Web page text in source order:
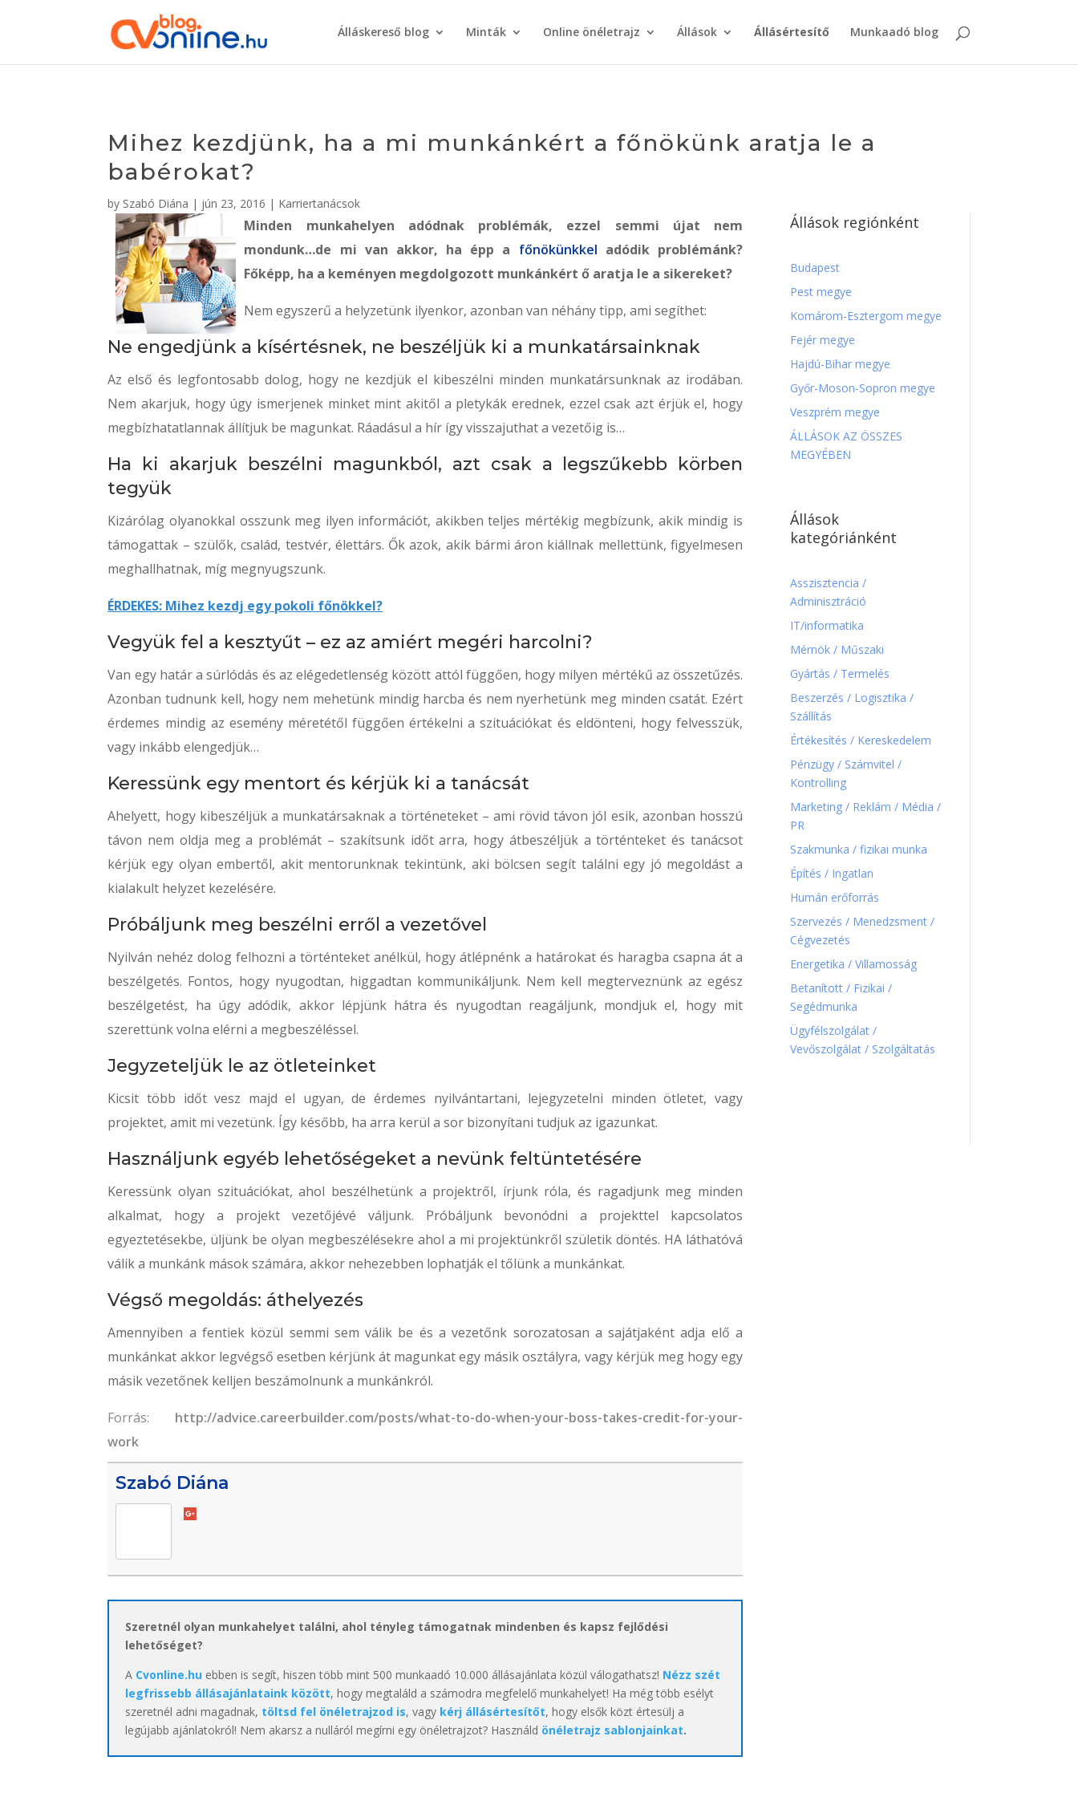
Álláskereső blog Minták Online önéletrajz Állások Állásértesítő Munkaadó blog
Mihez kezdjünk, ha a mi munkánkért a főnökünk aratja le a
babérokat?
by Szabó Diána | jún 23, 2016 | Karriertanácsok
Minden munkahelyen adódnak problémák, ezzel semmi újat nem
mondunk…de mi van akkor, ha épp a főnökünkkel adódik problémánk?
Főképp, ha a keményen megdolgozott munkánkért ő aratja le a sikereket?
Nem egyszerű a helyzetünk ilyenkor, azonban van néhány tipp, ami segíthet:
Ne engedjünk a kísértésnek, ne beszéljük ki a munkatársainknak
Az első és legfontosabb dolog, hogy ne kezdjük el kibeszélni minden munkatársunknak az irodában.
Nem akarjuk, hogy úgy ismerjenek minket mint akitől a pletykák erednek, ezzel csak azt érjük el, hogy
megbízhatatlannak állítjuk be magunkat. Ráadásul a hír így visszajuthat a vezetőig is…
Ha ki akarjuk beszélni magunkból, azt csak a legszűkebb körben
tegyük
Kizárólag olyanokkal osszunk meg ilyen információt, akikben teljes mértékig megbízunk, akik mindig is
támogattak – szülők, család, testvér, élettárs. Ők azok, akik bármi áron kiállnak mellettünk, figyelmesen
meghallhatnak, míg megnyugszunk.
ÉRDEKES: Mihez kezdj egy pokoli főnökkel?
Vegyük fel a kesztyűt – ez az amiért megéri harcolni?
Van egy határ a súrlódás és az elégedetlenség között attól függően, hogy milyen mértékű az összetűzés.
Azonban tudnunk kell, hogy nem mehetünk mindig harcba és nem nyerhetünk meg minden csatát. Ezért
érdemes mindig az esemény méretétől függően értékelni a szituációkat és eldönteni, hogy felvesszük,
vagy inkább elengedjük…
Keressünk egy mentort és kérjük ki a tanácsát
Ahelyett, hogy kibeszéljük a munkatársaknak a történeteket – ami rövid távon jól esik, azonban hosszú
távon nem oldja meg a problémát – szakítsunk időt arra, hogy átbeszéljük a történteket és tanácsot
kérjük egy olyan embertől, akit mentorunknak tekintünk, aki bölcsen segít találni egy jó megoldást a
kialakult helyzet kezelésére.
Próbáljunk meg beszélni erről a vezetővel
Nyilván nehéz dolog felhozni a történteket anélkül, hogy átlépnénk a határokat és haragba csapna át a
beszélgetés. Fontos, hogy nyugodtan, higgadtan kommunikáljunk. Nem kell megterveznünk az egész
beszélgetést, ha úgy adódik, akkor lépjünk hátra és nyugodtan reagáljunk, mondjuk el, hogy mit
szerettünk volna elérni a megbeszéléssel.
Jegyzeteljük le az ötleteinket
Kicsit több időt vesz majd el ugyan, de érdemes nyilvántartani, lejegyzetelni minden ötletet, vagy
projektet, amit mi vezetünk. Így később, ha arra kerül a sor bizonyítani tudjuk az igazunkat.
Használjunk egyéb lehetőségeket a nevünk feltüntetésére
Keressünk olyan szituációkat, ahol beszélhetünk a projektről, írjunk róla, és ragadjunk meg minden
alkalmat, hogy a projekt vezetőjévé váljunk. Próbáljunk bevonódni a projekttel kapcsolatos
egyeztetésekbe, üljünk be olyan megbeszélésekre ahol a mi projektünkről születik döntés. HA láthatóvá
válik a munkánk mások számára, akkor nehezebben lophatják el tőlünk a munkánkat.
Végső megoldás: áthelyezés
Amennyiben a fentiek közül semmi sem válik be és a vezetőnk sorozatosan a sajátjaként adja elő a
munkánkat akkor legvégső esetben kérjünk át magunkat egy másik osztályra, vagy kérjük meg hogy egy
másik vezetőnek kelljen beszámolnunk a munkánkról.
Forrás: http://advice.careerbuilder.com/posts/what-to-do-when-your-boss-takes-credit-for-your-
work
Szabó Diána
Szeretnél olyan munkahelyet találni, ahol tényleg támogatnak mindenben és kapsz fejlődési
lehetőséget?
A Cvonline.hu ebben is segít, hiszen több mint 500 munkaadó 10.000 állásajánlata közül válogathatsz! Nézz szét
legfrissebb állásajánlataink között, hogy megtaláld a számodra megfelelő munkahelyet! Ha még több esélyt
szeretnél adni magadnak, töltsd fel önéletrajzod is, vagy kérj állásértesítőt, hogy elsők közt értesülj a
legújabb ajánlatokról! Nem akarsz a nulláról megírni egy önéletrajzot? Használd önéletrajz sablonjainkat.
Állások regiónként
Budapest
Pest megye
Komárom-Esztergom megye
Fejér megye
Hajdú-Bihar megye
Győr-Moson-Sopron megye
Veszprém megye
ÁLLÁSOK AZ ÖSSZES
MEGYÉBEN
Állások
kategóriánként
Asszisztencia /
Adminisztráció
IT/informatika
Mérnök / Műszaki
Gyártás / Termelés
Beszerzés / Logisztika /
Szállítás
Értékesítés / Kereskedelem
Pénzügy / Számvitel /
Kontrolling
Marketing / Reklám / Média /
PR
Szakmunka / fizikai munka
Építés / Ingatlan
Humán erőforrás
Szervezés / Menedzsment /
Cégvezetés
Energetika / Villamosság
Betanított / Fizikai /
Segédmunka
Ügyfélszolgálat /
Vevőszolgálat / Szolgáltatás